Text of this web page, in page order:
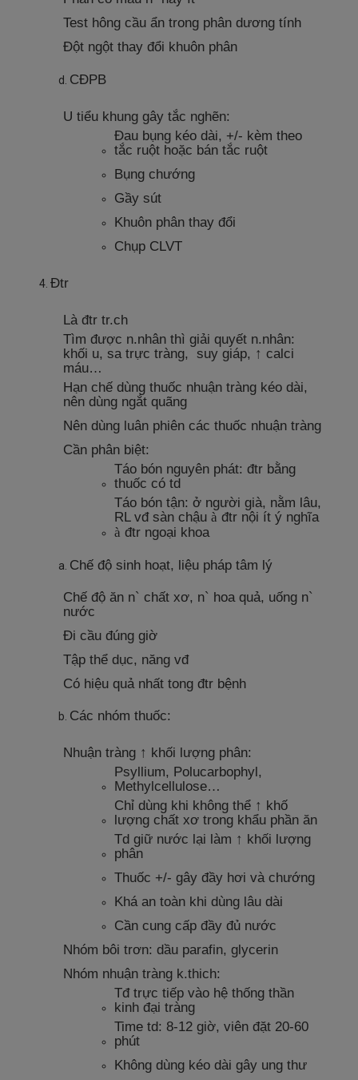
Test hông cầu ẩn trong phân dương tính
Đột ngột thay đổi khuôn phân
CĐPB
U tiểu khung gây tắc nghẽn:
Đau bụng kéo dài, +/- kèm theo
tắc ruột hoặc bán tắc ruột
Bụng chướng
Gầy sút
Khuôn phân thay đổi
Chụp CLVT
Đtr
Là đtr tr.ch
Tìm được n.nhân thì giải quyết n.nhân:
khối u, sa trực tràng, suy giáp, ↑ calci
máu…
Hạn chế dùng thuốc nhuận tràng kéo dài,
nên dùng ngắt quãng
Nên dùng luân phiên các thuốc nhuận tràng
Cần phân biệt:
Táo bón nguyên phát: đtr bằng
thuốc có td
Táo bón tận: ở người già, nằm lâu,
RL vđ sàn chậu à đtr nội ít ý nghĩa
à đtr ngoại khoa
Chế độ sinh hoạt, liệu pháp tâm lý
Chế độ ăn n` chất xơ, n` hoa quả, uống n`
nước
Đi cầu đúng giờ
Tập thể dục, năng vđ
Có hiệu quả nhất tong đtr bệnh
Các nhóm thuốc:
Nhuận tràng ↑ khối lượng phân:
Psyllium, Polucarbophyl,
Methylcellulose…
Chỉ dùng khi không thể ↑ khố
lượng chất xơ trong khẩu phần ăn
Td giữ nước lại làm ↑ khối lượng
phân
Thuốc +/- gây đầy hơi và chướng
Khá an toàn khi dùng lâu dài
Cần cung cấp đầy đủ nước
Nhóm bôi trơn: dầu parafin, glycerin
Nhóm nhuận tràng k.thich:
Tđ trực tiếp vào hệ thống thần
kinh đại tràng
Time td: 8-12 giờ, viên đặt 20-60
phút
Không dùng kéo dài gây ung thư